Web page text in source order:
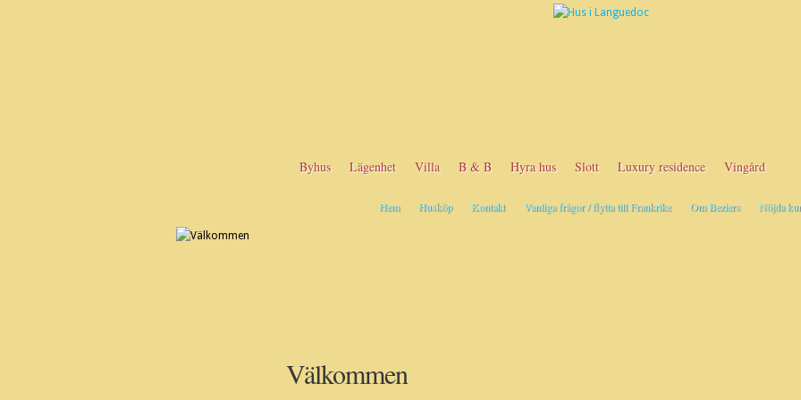
Byhus Lägenhet Villa B & B Hyra hus Slott Luxury residence Vingård
Hem Husköp Kontakt Vanliga frågor / flytta till Frankrike Om Beziers Nöjda
Välkommen